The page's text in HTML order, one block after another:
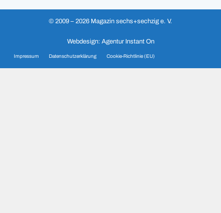
© 2009 – 2026 Magazin sechs+sechzig e. V.
Webdesign: Agentur Instant On
Impressum Datenschutzerklärung Cookie-Richtlinie (EU)